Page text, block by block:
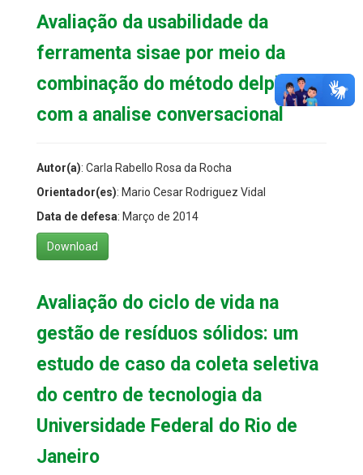
Avaliação da usabilidade da
ferramenta sisae por meio da
combinação do método delphi
com a analise conversacional
Autor(a): Carla Rabello Rosa da Rocha
Orientador(es): Mario Cesar Rodriguez Vidal
Data de defesa: Março de 2014
Download
Avaliação do ciclo de vida na
gestão de resíduos sólidos: um
estudo de caso da coleta seletiva
do centro de tecnologia da
Universidade Federal do Rio de
Janeiro